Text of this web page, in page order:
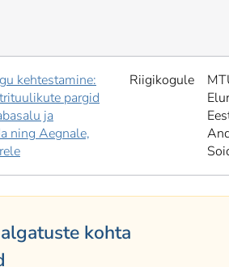
kehtestamine:
pargid
ja
ning Aegnale,
Riigikogule
kohta